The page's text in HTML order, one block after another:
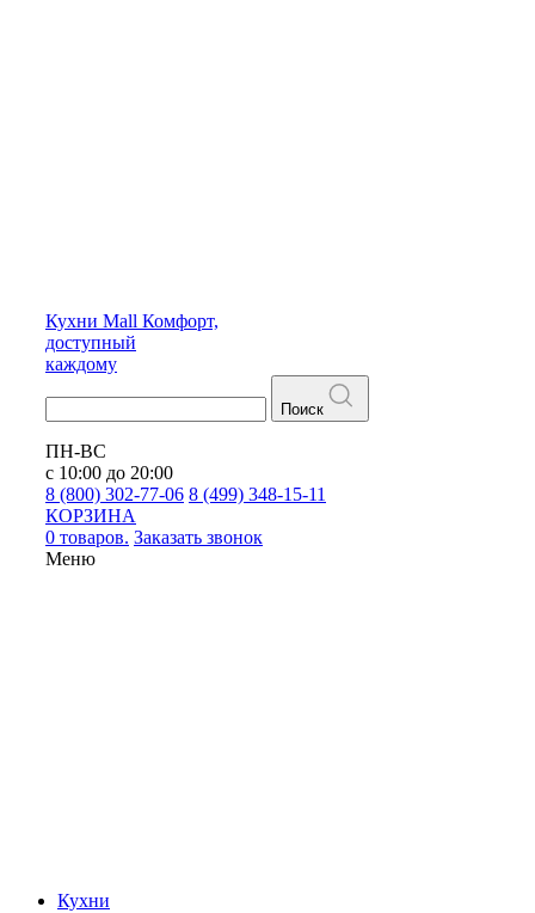
Кухни Mall Комфорт,
доступный
каждому
Поиск
ПН-ВС
с 10:00 до 20:00
8 (800) 302-77-06 8 (499) 348-15-11
КОРЗИНА
0 товаров. Заказать звонок
Меню
Кухни